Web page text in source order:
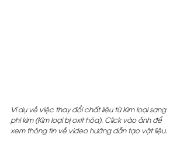
Ví dụ về việc thay đổi chất liệu từ Kim loại sang
phi kim (Kim loại bị oxit hóa). Click vào ảnh để
xem thông tin về video hướng dẫn tạo vật liệu.